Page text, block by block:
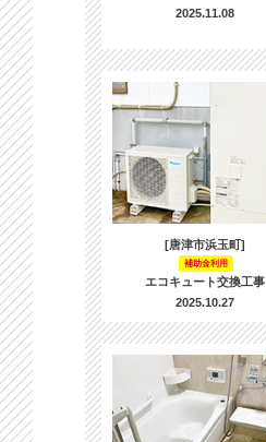
2025.11.08
[唐津市浜玉町]
補助金利用
エコキュート交換工事
2025.10.27